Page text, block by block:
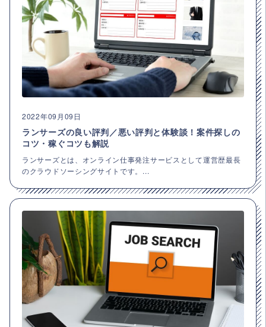
2022年09月09日
ランサーズの良い評判／悪い評判と体験談！案件探しの
コツ・稼ぐコツも解説
ランサーズとは、オンライン仕事発注サービスとして運営歴最長
のクラウドソーシングサイトです。...